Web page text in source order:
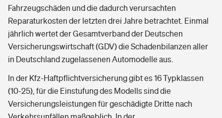
Fahrzeugschäden und die dadurch verursachten
Reparaturkosten der letzten drei Jahre betrachtet. Einmal
jährlich wertet der Gesamtverband der Deutschen
Versicherungswirtschaft (GDV) die Schadenbilanzen aller
in Deutschland zugelassenen Automodelle aus.
In der Kfz-Haftpflichtversicherung gibt es 16 Typklassen
(10-25), für die Einstufung des Modells sind die
Versicherungsleistungen für geschädigte Dritte nach